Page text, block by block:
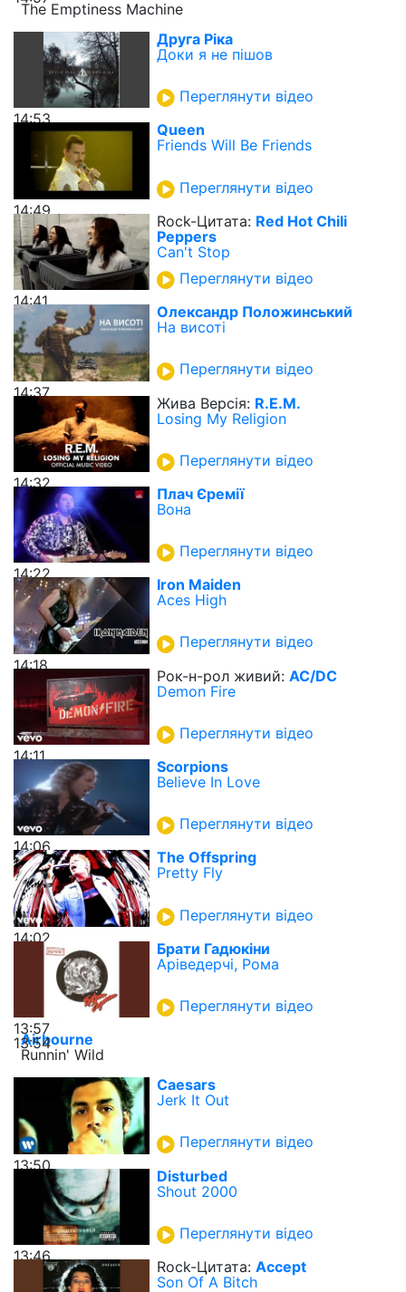
The Emptiness Machine
14:53
Друга Ріка
Доки я не пішов
Переглянути відео
14:49
Queen
Friends Will Be Friends
Переглянути відео
14:41
Rock-Цитата: Red Hot Chili
Peppers
Can't Stop
Переглянути відео
14:37
Олександр Положинський
На висоті
Переглянути відео
14:32
Жива Версія: R.E.M.
Losing My Religion
Переглянути відео
14:22
Плач Єремії
Вона
Переглянути відео
14:18
Iron Maiden
Aces High
Переглянути відео
14:11
Рок-н-рол живий: AC/DC
Demon Fire
Переглянути відео
14:06
Scorpions
Believe In Love
Переглянути відео
14:02
The Offspring
Pretty Fly
Переглянути відео
13:57
Брати Гадюкіни
Аріведерчі, Рома
Переглянути відео
13:54
Airbourne
Runnin' Wild
13:50
Caesars
Jerk It Out
Переглянути відео
13:46
Disturbed
Shout 2000
Переглянути відео
Rock-Цитата: Accept
Son Of A Bitch